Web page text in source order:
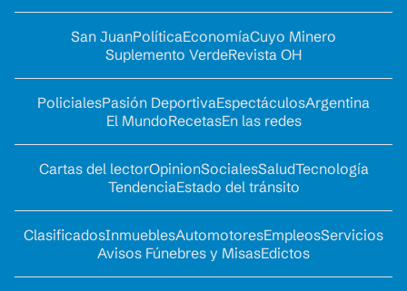
San JuanPolíticaEconomíaCuyo Minero
Suplemento VerdeRevista OH
PolicialesPasión DeportivaEspectáculosArgentina
El MundoRecetasEn las redes
Cartas del lectorOpinionSocialesSaludTecnología
TendenciaEstado del tránsito
ClasificadosInmueblesAutomotoresEmpleosServicios
Avisos Fúnebres y MisasEdictos